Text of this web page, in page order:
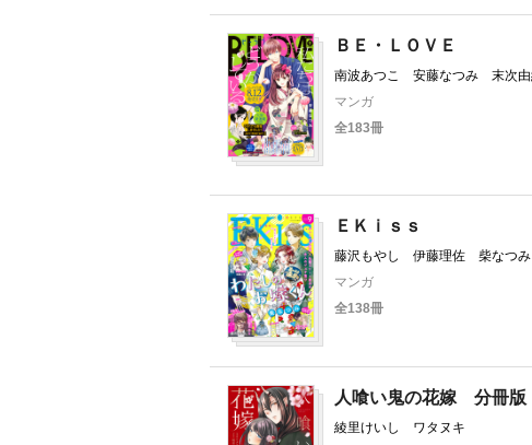
ＢＥ・ＬＯＶＥ
南波あつこ 安藤なつみ 末次
間結衣 五十嵐大介 蒼井まも
しおり 杜野亜希 クロコ 慎
マンガ
全183冊
ＥＫｉｓｓ
藤沢もやし 伊藤理佐 柴なつ
さひ 井上霞 ばったん 有賀
ま 渡辺あゆ 磯谷友紀 我楽
マンガ
全138冊
人喰い鬼の花嫁 分冊版
綾里けいし ワタヌキ